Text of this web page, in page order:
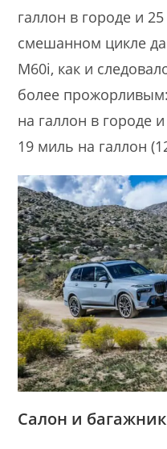
галлон в городе и
смешанном цикле
M60i, как и
более прожорливым:
на галлон в городе
19 миль на галлон
Салон и багажник